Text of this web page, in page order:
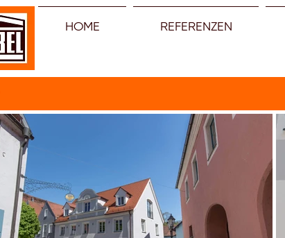
HOME REFERENZEN